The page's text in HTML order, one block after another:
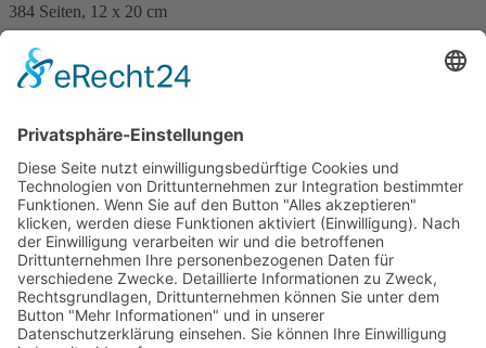
384 Seiten, 12 x 20 cm
Print 13,– € / E-Book 9,99 €
mehr Infos …
Angela Szivatz
Tödliches Gspusi
12. März 2025
sofort lieferbar
256 Seiten, 12,5 x 20,5 cm